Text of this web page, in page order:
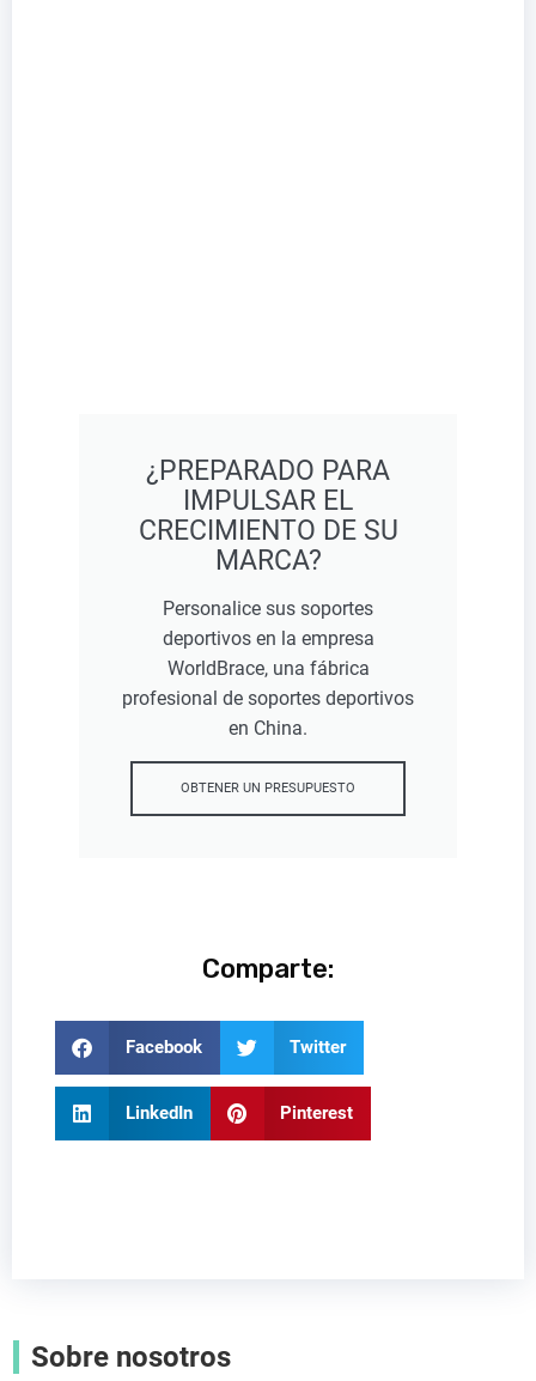
¿PREPARADO PARA
IMPULSAR EL
CRECIMIENTO DE SU
MARCA?
Personalice sus soportes
deportivos en la empresa
WorldBrace, una fábrica
profesional de soportes deportivos
en China.
OBTENER UN PRESUPUESTO
Comparte:
Facebook Twitter
LinkedIn Pinterest
Sobre nosotros